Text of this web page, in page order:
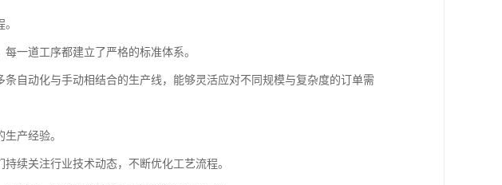
一道工序都建立了严格的标准体系。
自动化与手动相结合的生产线，能够灵活应对不同规模与复杂度的订单需
产经验。
续关注行业技术动态，不断优化工艺流程。